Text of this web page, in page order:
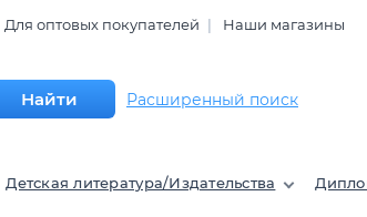
Для оптовых покупателей Наши магазины
Найти Расширенный поиск
Детская литература/Издательства